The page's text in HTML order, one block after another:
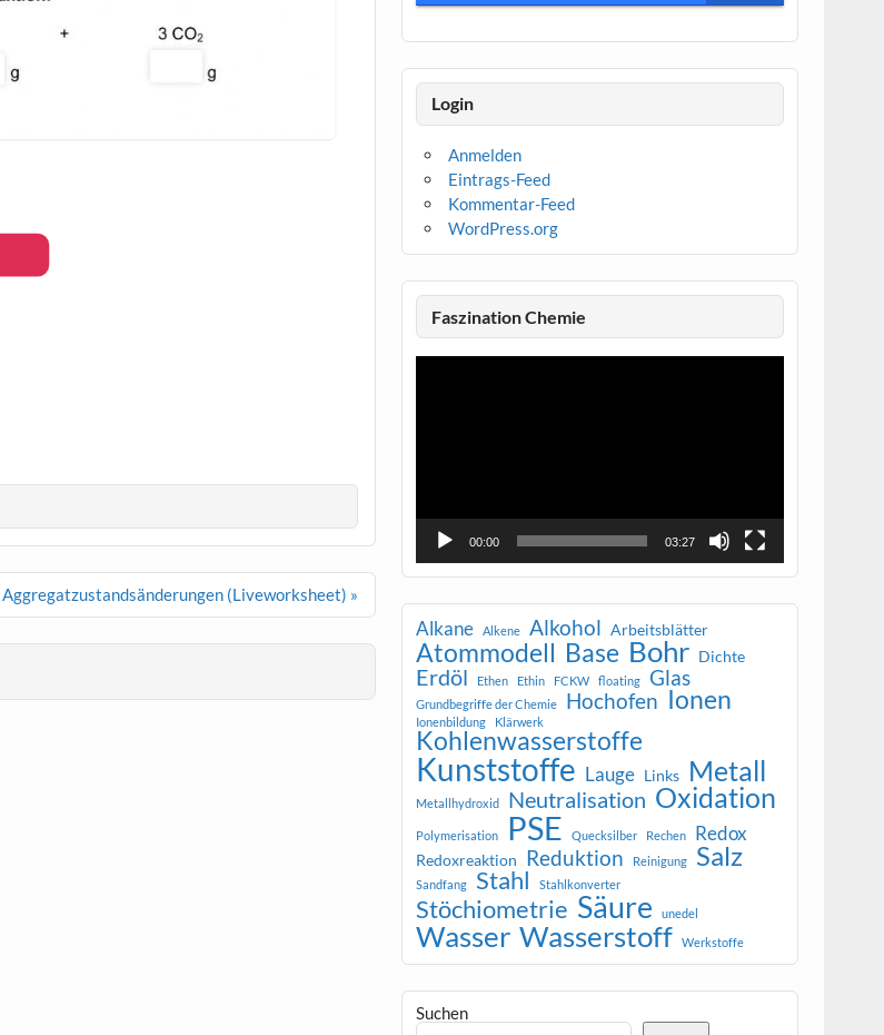
Aggregatzustandsänderungen (Liveworksheet) »
Login
Anmelden
Eintrags-Feed
Kommentar-Feed
WordPress.org
Faszination Chemie
Video-
00:00 03:27
Alkane Alkene Alkohol Arbeitsblätter
Atommodell Base Bohr Dichte
Erdöl Ethen Ethin FCKW floating Glas
Grundbegriffe der Chemie Hochofen Ionen
Ionenbildung Klärwerk
Kohlenwasserstoffe
Kunststoffe Lauge Links Metall
Metallhydroxid Neutralisation Oxidation
Polymerisation PSE Quecksilber Rechen Redox
Redoxreaktion Reduktion Reinigung Salz
Sandfang Stahl Stahlkonverter
Stöchiometrie Säure unedel
Wasser Wasserstoff Werkstoffe
Suchen